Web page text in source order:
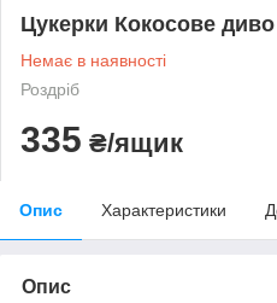
Цукерки Кокосове
Немає в наявності
Роздріб
335 ₴/ящик
Опис Характеристики
Опис